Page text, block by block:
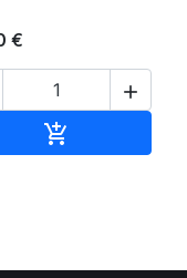
€

